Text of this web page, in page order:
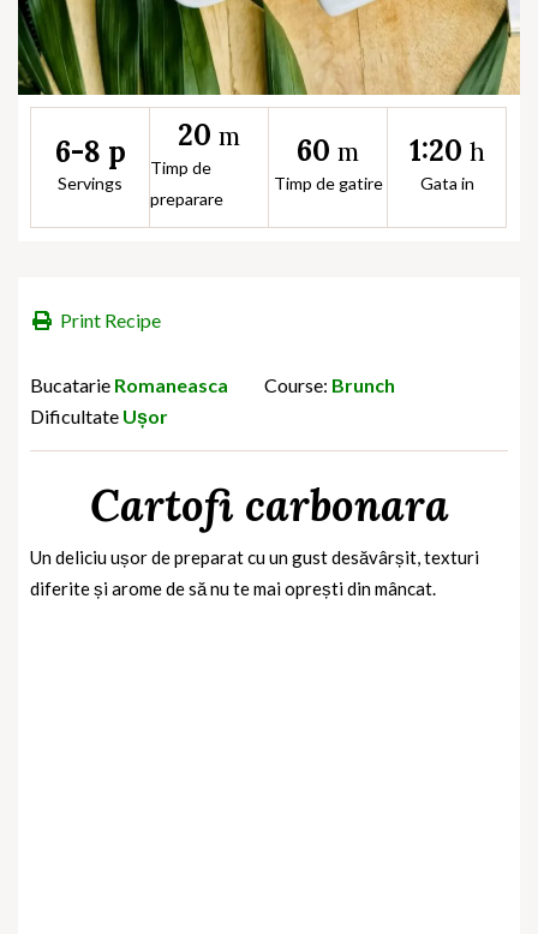
6-8 p
Servings
20 m
Timp de
preparare
60 m
Timp de gatire
1:20 h
Gata in
Print Recipe
Bucatarie Romaneasca Course: Brunch
Dificultate Ușor
Cartofi carbonara
Un deliciu ușor de preparat cu un gust desăvârșit, texturi
diferite și arome de să nu te mai oprești din mâncat.